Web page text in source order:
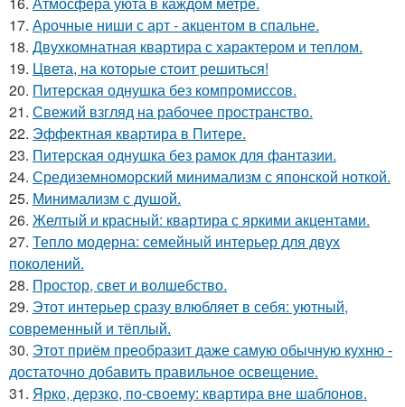
17. Арочные ниши с арт - акцентом в спальне.
18. Двухкомнатная квартира с характером и теплом.
19. Цвета, на которые стоит решиться!
20. Питерская однушка без компромиссов.
21. Свежий взгляд на рабочее пространство.
22. Эффектная квартира в Питере.
23. Питерская однушка без рамок для фантазии.
24. Средиземноморский минимализм с японской ноткой.
25. Минимализм с душой.
26. Желтый и красный: квартира с яркими акцентами.
27. Тепло модерна: семейный интерьер для двух
поколений.
28. Простор, свет и волшебство.
29. Этот интерьер сразу влюбляет в себя: уютный,
современный и тёплый.
30. Этот приём преобразит даже самую обычную кухню -
достаточно добавить правильное освещение.
31. Ярко, дерзко, по-своему: квартира вне шаблонов.